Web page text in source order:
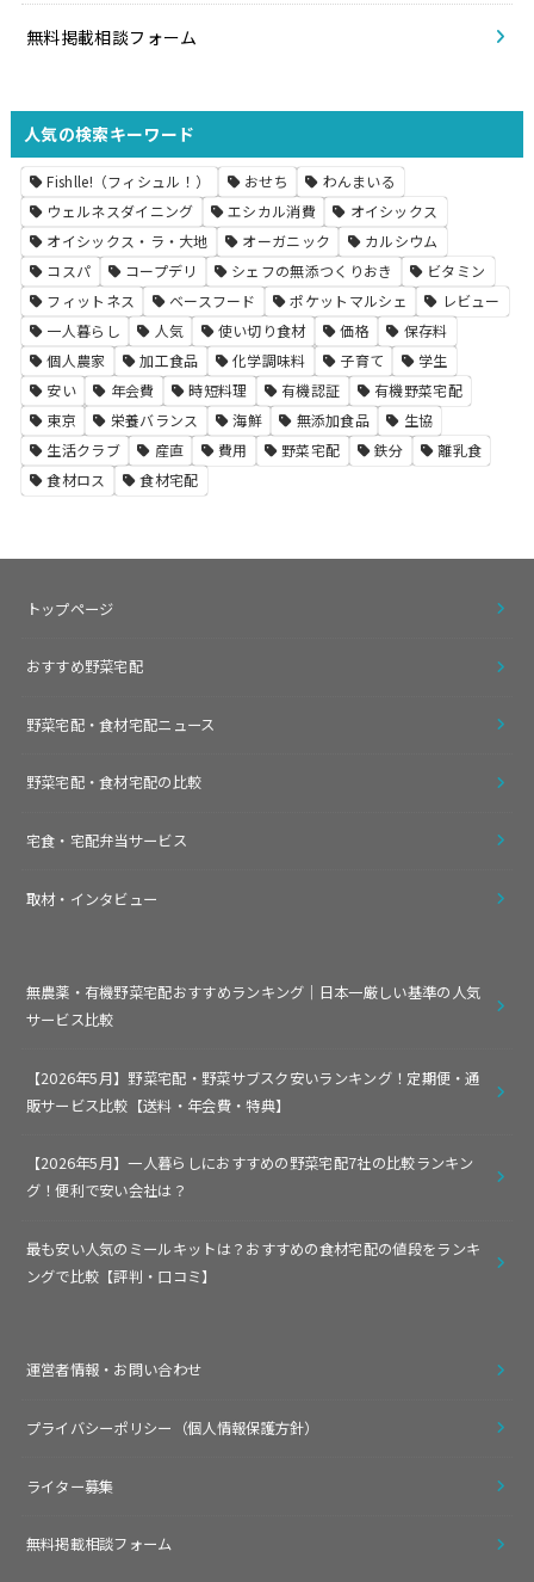
無料掲載相談フォーム
人気の検索キーワード
Fishlle!（フィシュル！） おせち
わんまいる
ウェルネスダイニング
エシカル消費
オイシックス
オイシックス・ラ・大地
オーガニック
カルシウム
コスパ
コープデリ シェフの無添つくりおき
ビタミン
フィットネス
ベースフード ポケットマルシェ
レビュー
一人暮らし
人気 使い切り食材 価格
保存料
個人農家
加工食品 化学調味料 子育て
学生
安い
年会費 時短料理 有機認証
有機野菜宅配
東京
栄養バランス 海鮮 無添加食品
生協
生活クラブ
産直 費用 野菜宅配 鉄分
離乳食
食材ロス
食材宅配
トップページ
おすすめ野菜宅配
野菜宅配・食材宅配ニュース
野菜宅配・食材宅配の比較
宅食・宅配弁当サービス
取材・インタビュー
無農薬・有機野菜宅配おすすめランキング｜日本一厳しい基準の人気
サービス比較
【2026年5月】野菜宅配・野菜サブスク安いランキング！定期便・通
販サービス比較【送料・年会費・特典】
【2026年5月】一人暮らしにおすすめの野菜宅配7社の比較ランキン
グ！便利で安い会社は？
最も安い人気のミールキットは？おすすめの食材宅配の値段をランキ
ングで比較【評判・口コミ】
運営者情報・お問い合わせ
プライバシーポリシー（個人情報保護方針）
ライター募集
無料掲載相談フォーム